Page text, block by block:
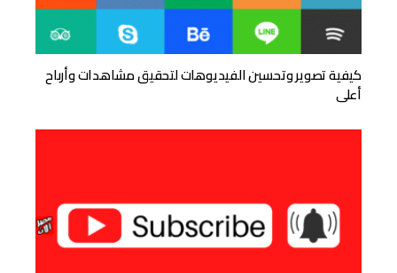
كيفية تصوير وتحسين الفيديوهات لتحقيق مشاهدات وأرباح
أعلى